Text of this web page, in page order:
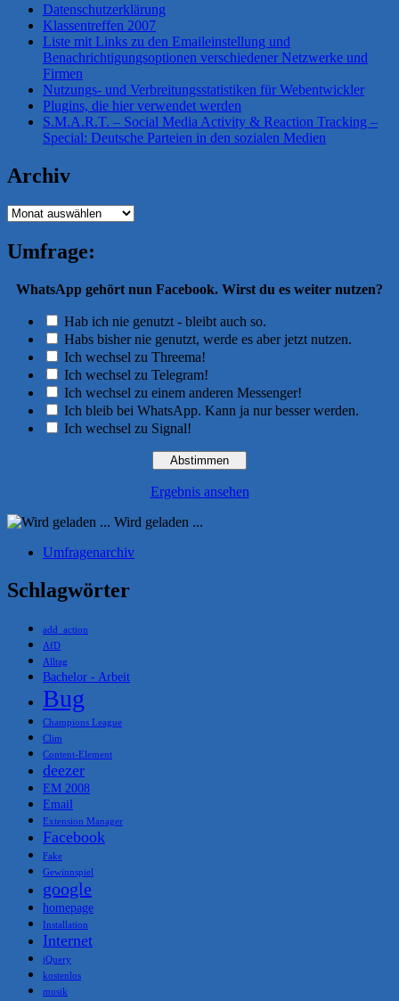
Datenschutzerklärung
Klassentreffen 2007
Liste mit Links zu den Emaileinstellung und
Benachrichtigungsoptionen verschiedener Netzwerke und
Firmen
Nutzungs- und Verbreitungsstatistiken für Webentwickler
Plugins, die hier verwendet werden
S.M.A.R.T. – Social Media Activity & Reaction Tracking –
Special: Deutsche Parteien in den sozialen Medien
Archiv
Archiv
Umfrage:
WhatsApp gehört nun Facebook. Wirst du es weiter nutzen?
Hab ich nie genutzt - bleibt auch so.
Habs bisher nie genutzt, werde es aber jetzt nutzen.
Ich wechsel zu Threema!
Ich wechsel zu Telegram!
Ich wechsel zu einem anderen Messenger!
Ich bleib bei WhatsApp. Kann ja nur besser werden.
Ich wechsel zu Signal!
Ergebnis ansehen
Wird geladen ...
Umfragenarchiv
Schlagwörter
add_action
AfD
Alltag
Bachelor - Arbeit
Bug
Champions League
Clim
Content-Element
deezer
EM 2008
Email
Extension Manager
Facebook
Fake
Gewinnspiel
google
homepage
Installation
Internet
jQuery
kostenlos
musik